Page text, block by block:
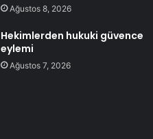
Ağustos 8, 2026
Hekimlerden hukuki güvence
eylemi
Ağustos 7, 2026